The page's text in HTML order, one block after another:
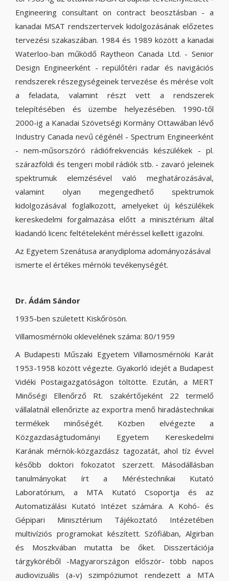
Engineering consultant on contract beosztásban - a
kanadai MSAT rendszertervek kidolgozásának előzetes
tervezési szakaszában. 1984 és 1989 között a kanadai
Waterloo-ban működő Raytheon Canada Ltd. - Senior
Design Engineerként - repülőtéri radar és navigációs
rendszerek részegységeinek tervezése és mérése volt
a feladata, valamint részt vett a rendszerek
telepítésében és üzembe helyezésében. 1990-től
2000-ig a Kanadai Szövetségi Kormány Ottawában lévő
Industry Canada nevű cégénél - Spectrum Engineerként
- nem-műsorszóró rádiófrekvenciás készülékek - pl.
szárazföldi és tengeri mobil rádiók stb. - zavaró jeleinek
spektrumuk elemzésével való meghatározásával,
valamint olyan megengedhető spektrumok
kidolgozásával foglalkozott, amelyeket új készülékek
kereskedelmi forgalmazása előtt a minisztérium által
kiadandó licenc feltételeként méréssel kellett igazolni.
Az Egyetem Szenátusa aranydiploma adományozásával
ismerte el értékes mérnöki tevékenységét.
Dr. Ádám Sándor
1935-ben született Kiskőrösön.
Villamosmérnöki oklevelének száma: 80/1959
A Budapesti Műszaki Egyetem Villamosmérnöki Karát
1953-1958 között végezte. Gyakorló idejét a Budapest
Vidéki Postaigazgatóságon töltötte. Ezután, a MERT
Minőségi Ellenőrző Rt. szakértőjeként 22 termelő
vállalatnál ellenőrizte az exportra menő hiradástechnikai
termékek minőségét. Közben elvégezte a
Közgazdaságtudományi Egyetem Kereskedelmi
Karának mérnök-közgazdász tagozatát, ahol tíz évvel
később doktori fokozatot szerzett. Másodállásban
tanulmányokat írt a Méréstechnikai Kutató
Laboratórium, a MTA Kutató Csoportja és az
Automatizálási Kutató Intézet számára. A Kohó- és
Gépipari Minisztérium Tájékoztató Intézetében
multivíziós programokat készített. Szófiában, Algirban
és Moszkvában mutatta be őket. Disszertációja
tárgyköréből -Magyarországon először- több napos
audiovizuális (a-v) szimpóziumot rendezett a MTA